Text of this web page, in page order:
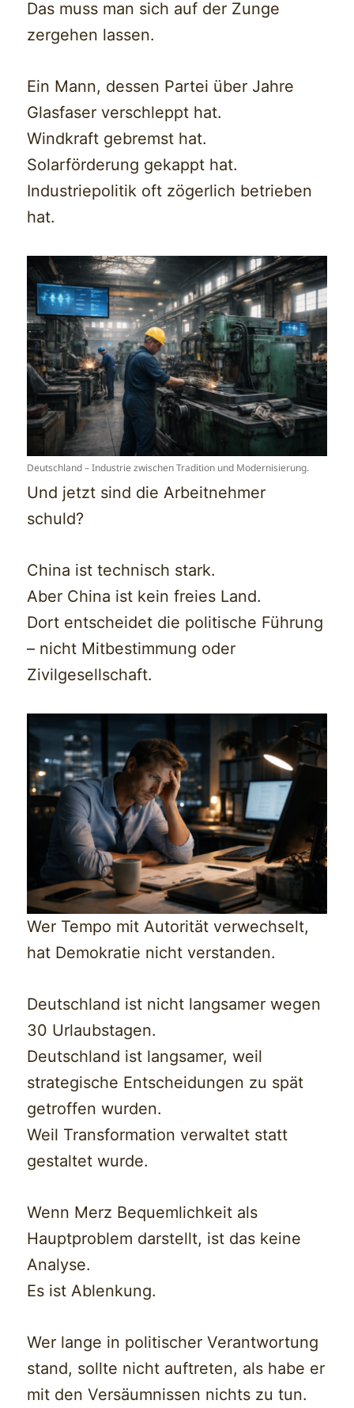
Das muss man sich auf der Zunge
zergehen lassen.
Ein Mann, dessen Partei über Jahre
Glasfaser verschleppt hat.
Windkraft gebremst hat.
Solarförderung gekappt hat.
Industriepolitik oft zögerlich betrieben
hat.
Deutschland – Industrie zwischen Tradition und Modernisierung.
Und jetzt sind die Arbeitnehmer
schuld?
China ist technisch stark.
Aber China ist kein freies Land.
Dort entscheidet die politische Führung
– nicht Mitbestimmung oder
Zivilgesellschaft.
Wer Tempo mit Autorität verwechselt,
hat Demokratie nicht verstanden.
Deutschland ist nicht langsamer wegen
30 Urlaubstagen.
Deutschland ist langsamer, weil
strategische Entscheidungen zu spät
getroffen wurden.
Weil Transformation verwaltet statt
gestaltet wurde.
Wenn Merz Bequemlichkeit als
Hauptproblem darstellt, ist das keine
Analyse.
Es ist Ablenkung.
Wer lange in politischer Verantwortung
stand, sollte nicht auftreten, als habe er
mit den Versäumnissen nichts zu tun.